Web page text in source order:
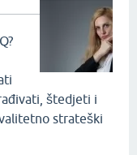
štedjeti i
strateški